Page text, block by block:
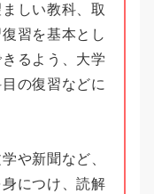
しい教科、取
習を基本とし
るよう、大学
の復習などに
や新聞など、
につけ、読解